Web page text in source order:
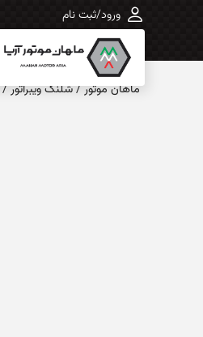
ورود/ثبت نام
ماهان‌ موتور/شلنگ ویبراتور/